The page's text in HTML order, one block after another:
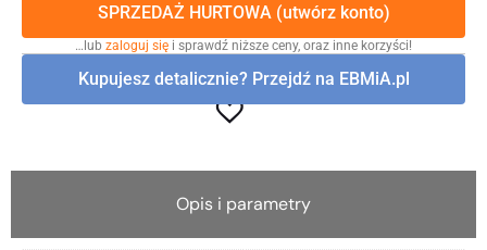
SPRZEDAŻ HURTOWA (utwórz konto)
…lub zaloguj się i sprawdź niższe ceny, oraz inne korzyści!
Kupujesz detalicznie? Przejdź na EBMiA.pl
Opis i parametry